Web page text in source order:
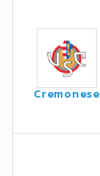
Cremonese